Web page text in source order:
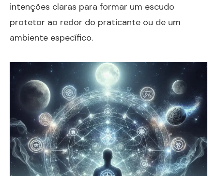
intenções claras para formar um escudo
protetor ao redor do praticante ou de um
ambiente específico.